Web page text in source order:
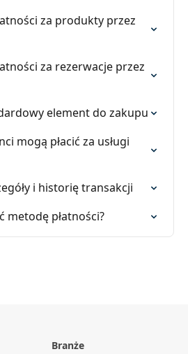
za produkty przez
za rezerwacje przez
element do zakupu
mogą płacić za usługi
i historię transakcji
metodę płatności?
Branże